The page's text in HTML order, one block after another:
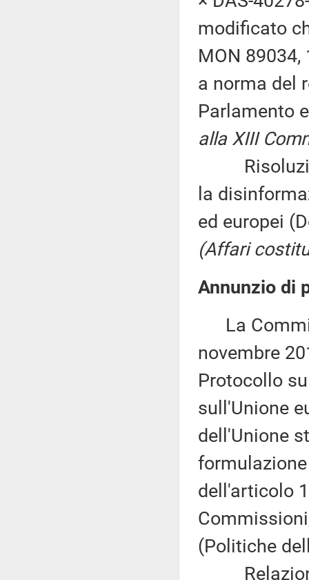
modificato
MON 89034,
a norma del
Parlamento
alla XIII
la
ed europei
(Affari
Annunzio di
La
novembre
Protocollo
sull'Unione
dell'Unione
dell'articolo
(Politiche
Relazione